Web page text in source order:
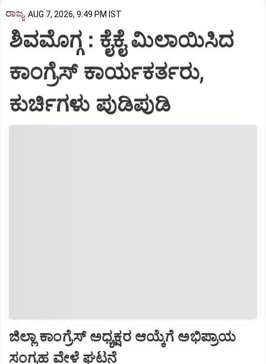
ರಾಜ್ಯ AUG 7, 2026, 9:49 PM IST
ಶಿವಮೊಗ್ಗ : ಕೈಕೈ ಮಿಲಾಯಿಸಿದ
ಕಾಂಗ್ರೆಸ್ ಕಾರ್ಯಕರ್ತರು,
ಕುರ್ಚಿಗಳು ಪುಡಿಪುಡಿ
ಜಿಲ್ಲಾ ಕಾಂಗ್ರೆಸ್ ಅಧ್ಯಕ್ಷರ ಆಯ್ಕೆಗೆ ಅಭಿಪ್ರಾಯ
ಸಂಗ್ರಹ ವೇಳೆ ಘಟನೆ